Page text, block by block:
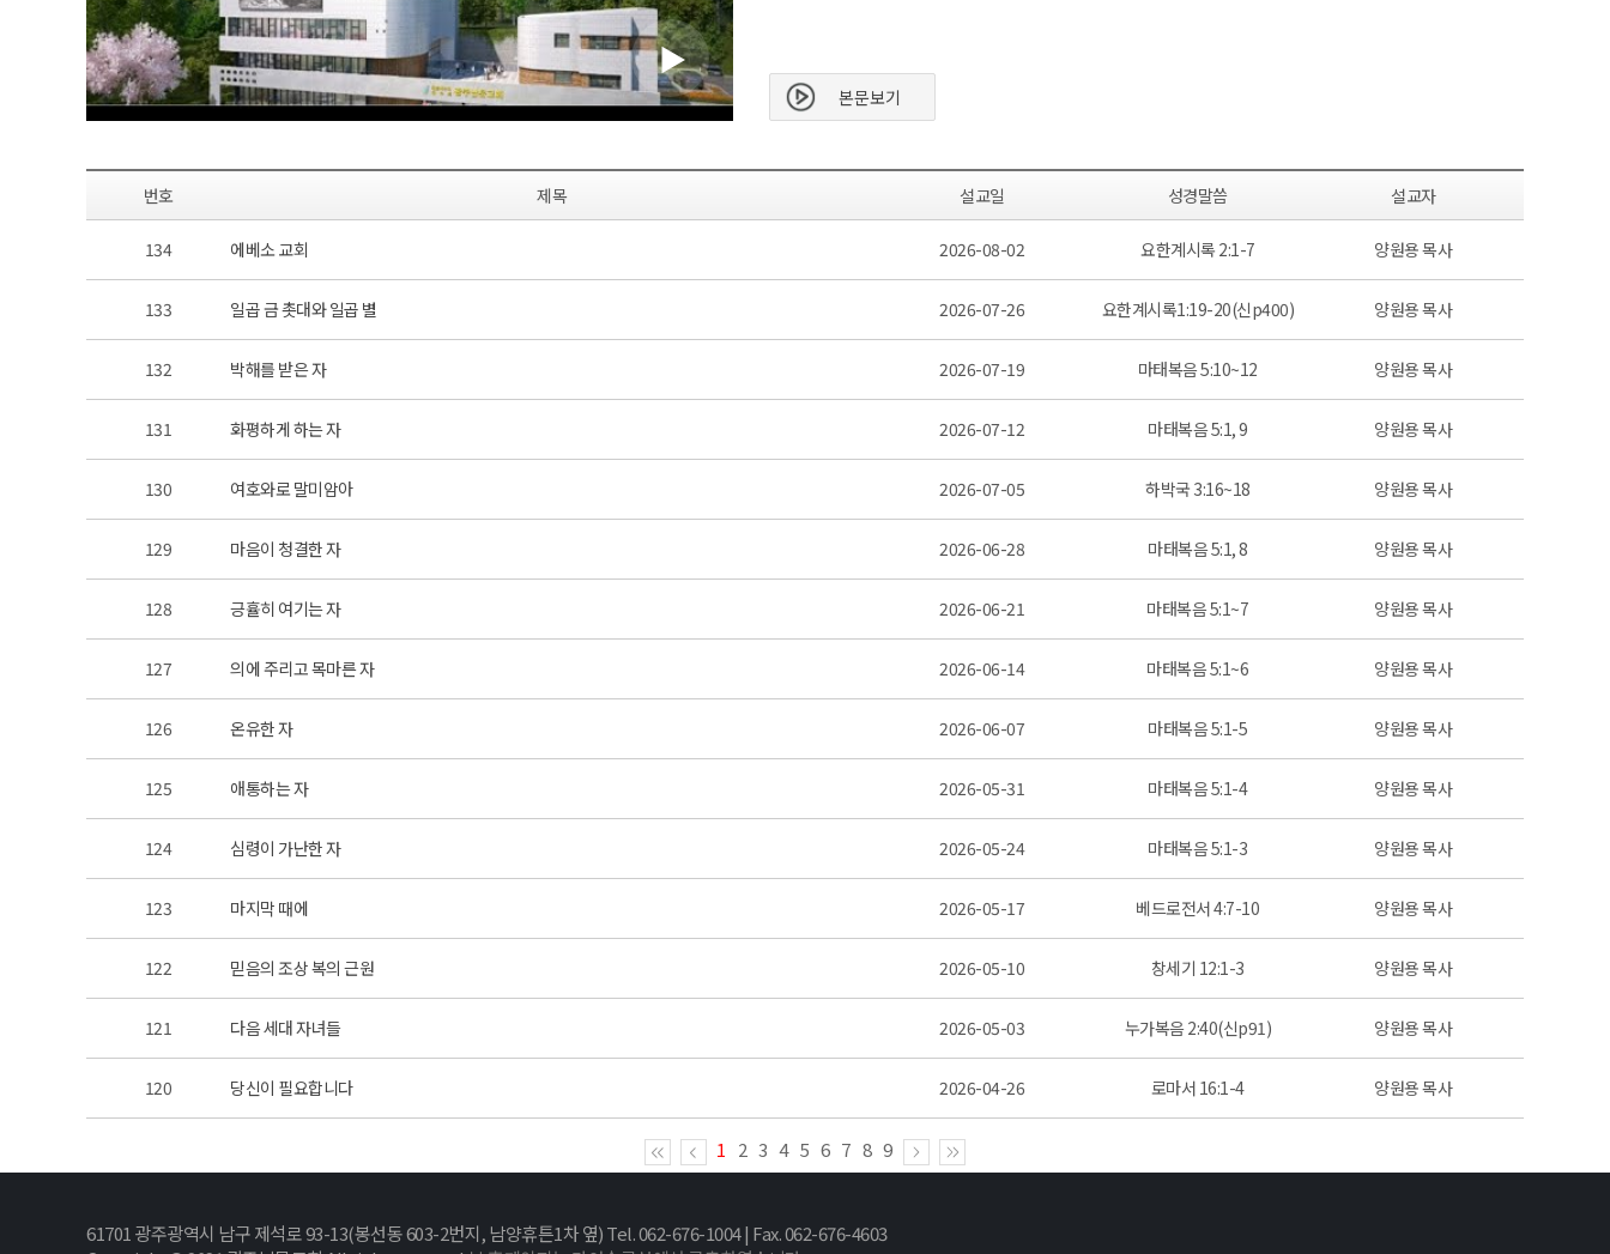
본문보기
번호 제목 설교일 성경말씀 설교자
134 에베소 교회 2026-08-02 요한계시록 2:1-7 양원용 목사
133 일곱 금 촛대와 일곱 별 2026-07-26 요한계시록1:19-20(신p400) 양원용 목사
132 박해를 받은 자 2026-07-19 마태복음 5:10~12 양원용 목사
131 화평하게 하는 자 2026-07-12 마태복음 5:1, 9 양원용 목사
130 여호와로 말미암아 2026-07-05 하박국 3:16~18 양원용 목사
129 마음이 청결한 자 2026-06-28 마태복음 5:1, 8 양원용 목사
128 긍휼히 여기는 자 2026-06-21 마태복음 5:1~7 양원용 목사
127 의에 주리고 목마른 자 2026-06-14 마태복음 5:1~6 양원용 목사
126 온유한 자 2026-06-07 마태복음 5:1-5 양원용 목사
125 애통하는 자 2026-05-31 마태복음 5:1-4 양원용 목사
124 심령이 가난한 자 2026-05-24 마태복음 5:1-3 양원용 목사
123 마지막 때에 2026-05-17 베드로전서 4:7-10 양원용 목사
122 믿음의 조상 복의 근원 2026-05-10 창세기 12:1-3 양원용 목사
121 다음 세대 자녀들 2026-05-03 누가복음 2:40(신p91) 양원용 목사
120 당신이 필요합니다 2026-04-26 로마서 16:1-4 양원용 목사
1 2 3 4 5 6 7 8 9
61701 광주광역시 남구 제석로 93-13(봉선동 603-2번지, 남양휴튼1차 옆) Tel. 062-676-1004 | Fax. 062-676-4603